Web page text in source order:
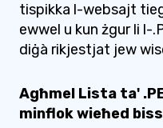
tispikka l-websajt
ewwel u kun żgur li l-
diġà rikjestjat jew
Agħmel Lista ta'
minflok wieħed biss